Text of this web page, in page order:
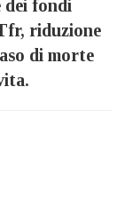
dei fondi
riduzione
di morte